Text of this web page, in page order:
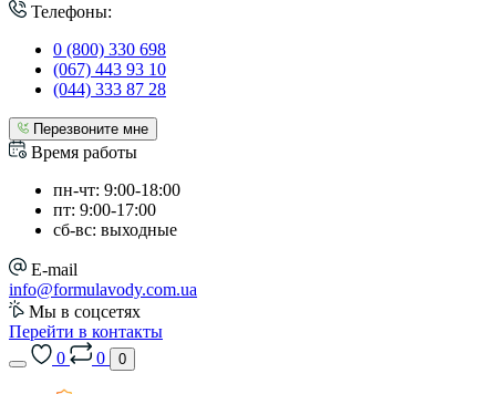
Телефоны:
0 (800) 330 698
(067) 443 93 10
(044) 333 87 28
Перезвоните мне
Время работы
пн-чт: 9:00-18:00
пт: 9:00-17:00
сб-вс: выходные
E-mail
info@formulavody.com.ua
Мы в соцсетях
Перейти в контакты
0
0 0